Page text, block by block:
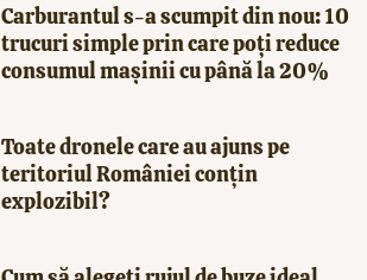
Carburantul s-a scumpit din nou: 10
trucuri simple prin care poți reduce
consumul mașinii cu până la 20%
Toate dronele care au ajuns pe
teritoriul României conțin
explozibil?